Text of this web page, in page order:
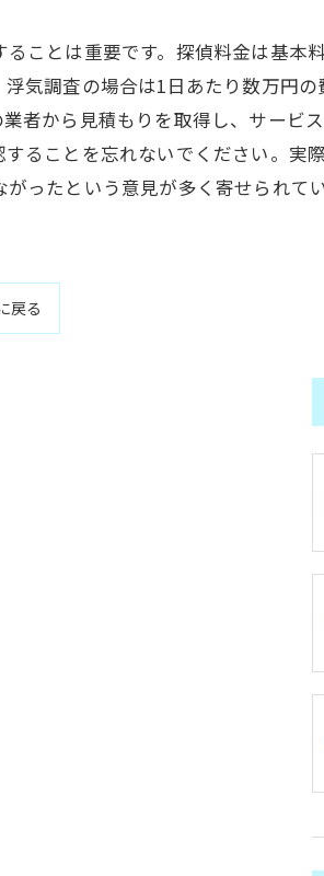
ことは重要です。探偵料金は基本
気調査の場合は1日あたり数万円
者から見積もりを取得し、サービ
ることを忘れないでください。実
ったという意見が多く寄せられて
戻る